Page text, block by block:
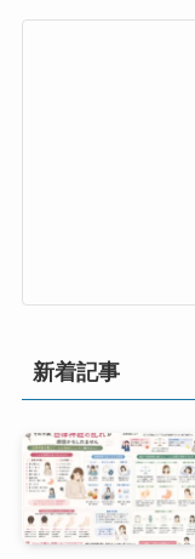
新着記事